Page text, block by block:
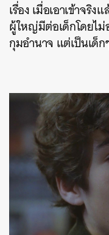
เรื่อง เมื่อเอาเข้าจริ
ผู้ใหญ่มีต่อเด็กโดยไ
กุมอำนาจ แต่เป็นเด็